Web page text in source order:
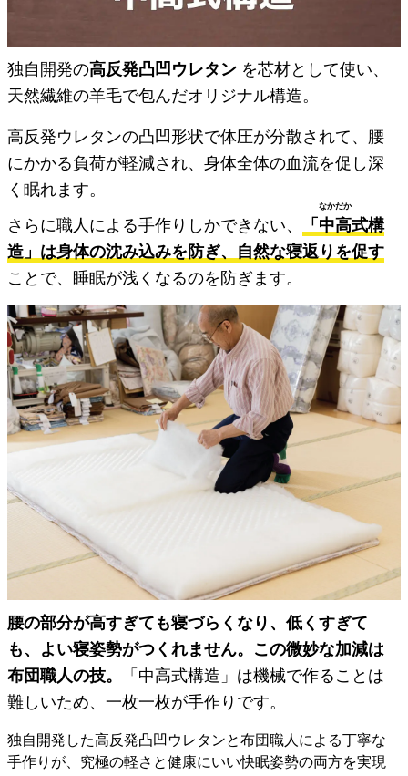
独自開発の高反発凸凹ウレタン を芯材として使い、
天然繊維の羊毛で包んだオリジナル構造。
高反発ウレタンの凸凹形状で体圧が分散されて、腰
にかかる負荷が軽減され、身体全体の血流を促し深
く眠れます。
さらに職人による手作りしかできない、
「中高
なかだか
式構
造」は身体の沈み込みを防ぎ、自然な寝返りを促す
ことで、睡眠が浅くなるのを防ぎます。
腰の部分が高すぎても寝づらくなり、低くすぎて
も、よい寝姿勢がつくれません。この微妙な加減は
布団職人の技。
「中高式構造」は機械で作ることは
難しいため、一枚一枚が手作りです。
独自開発した高反発凸凹ウレタンと布団職人による丁寧な
手作りが、究極の軽さと健康にいい快眠姿勢の両方を実現